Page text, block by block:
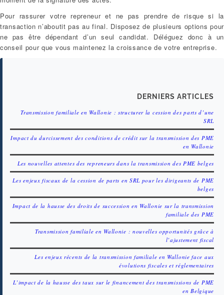
Pour rassurer votre repreneur et ne pas prendre de risque si la
transaction n’aboutit pas au final. Disposez de plusieurs options pour
ne pas être dépendant d’un seul candidat. Déléguez donc à un
conseil pour que vous maintenez la croissance de votre entreprise.
DERNIERS ARTICLES
Transmission familiale en Wallonie : structurer la cession des parts d’une
SRL
Impact du durcissement des conditions de crédit sur la transmission des PME
en Wallonie
Les nouvelles attentes des repreneurs dans la transmission des PME belges
Les enjeux fiscaux de la cession de parts en SRL pour les dirigeants de PME
belges
Impact de la hausse des droits de succession en Wallonie sur la transmission
familiale des PME
Transmission familiale en Wallonie : nouvelles opportunités grâce à
l’ajustement fiscal
Les enjeux récents de la transmission familiale en Wallonie face aux
évolutions fiscales et réglementaires
L’impact de la hausse des taux sur le financement des transmissions de PME
en Belgique